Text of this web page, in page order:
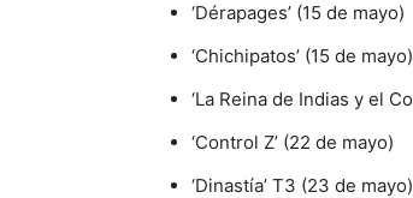
‘Dérapages’ (15 de mayo)
‘Chichipatos’ (15 de mayo)
‘La Reina de Indias y el
‘Control Z’ (22 de mayo)
‘Dinastía’ T3 (23 de mayo)